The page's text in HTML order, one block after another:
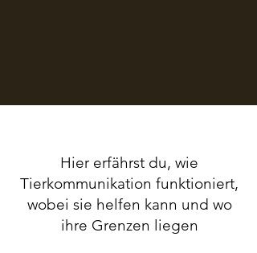
Hier erfährst du, wie
Tierkommunikation funktioniert,
wobei sie helfen kann und wo
ihre Grenzen liegen